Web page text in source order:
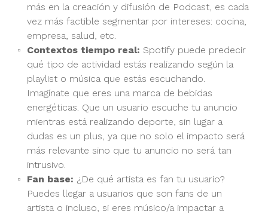
más en la creación y difusión de Podcast, es cada
vez más factible segmentar por intereses: cocina,
empresa, salud, etc.
Contextos tiempo real: Spotify puede predecir
qué tipo de actividad estás realizando según la
playlist o música que estás escuchando.
Imagínate que eres una marca de bebidas
energéticas. Que un usuario escuche tu anuncio
mientras está realizando deporte, sin lugar a
dudas es un plus, ya que no solo el impacto será
más relevante sino que tu anuncio no será tan
intrusivo.
Fan base: ¿De qué artista es fan tu usuario?
Puedes llegar a usuarios que son fans de un
artista o incluso, si eres músico/a impactar a